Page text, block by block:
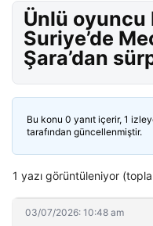
Ünlü oyuncu
Suriye’de
Şara’dan
Bu konu 0 yanıt içerir, 1
tarafından güncellenmiştir.
1 yazı görüntüleniyor
03/07/2026: 10:48 am